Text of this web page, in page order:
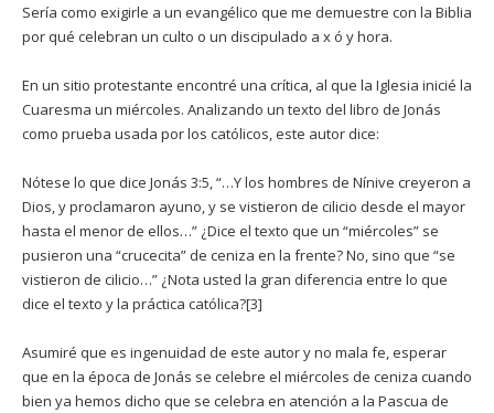
Sería como exigirle a un evangélico que me demuestre con la Biblia
por qué celebran un culto o un discipulado a x ó y hora.
En un sitio protestante encontré una crítica, al que la Iglesia inicié la
Cuaresma un miércoles. Analizando un texto del libro de Jonás
como prueba usada por los católicos, este autor dice:
Nótese lo que dice Jonás 3:5, “…Y los hombres de Nínive creyeron a
Dios, y proclamaron ayuno, y se vistieron de cilicio desde el mayor
hasta el menor de ellos…” ¿Dice el texto que un “miércoles” se
pusieron una “crucecita” de ceniza en la frente? No, sino que “se
vistieron de cilicio…” ¿Nota usted la gran diferencia entre lo que
dice el texto y la práctica católica?[3]
Asumiré que es ingenuidad de este autor y no mala fe, esperar
que en la época de Jonás se celebre el miércoles de ceniza cuando
bien ya hemos dicho que se celebra en atención a la Pascua de